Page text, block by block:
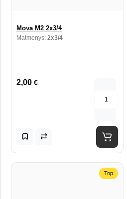
Mova M2 2x3/4
Matmenys: 2x3/4
2,00 €
Top